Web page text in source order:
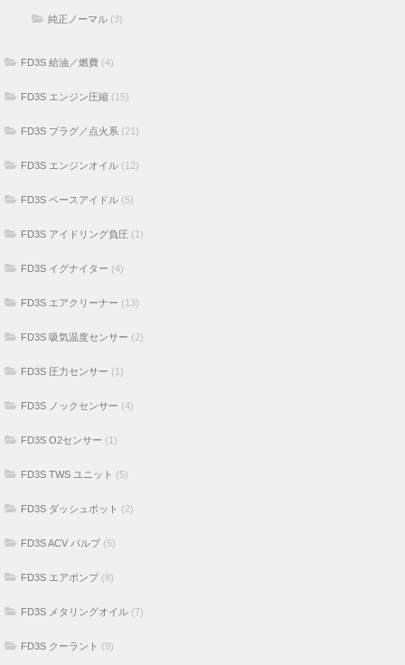
純正ノーマル (3)
FD3S 給油／燃費 (4)
FD3S エンジン圧縮 (15)
FD3S プラグ／点火系 (21)
FD3S エンジンオイル (12)
FD3S ベースアイドル (5)
FD3S アイドリング負圧 (1)
FD3S イグナイター (4)
FD3S エアクリーナー (13)
FD3S 吸気温度センサー (2)
FD3S 圧力センサー (1)
FD3S ノックセンサー (4)
FD3S O2センサー (1)
FD3S TWS ユニット (5)
FD3S ダッシュポット (2)
FD3S ACV バルブ (5)
FD3S エアポンプ (8)
FD3S メタリングオイル (7)
FD3S クーラント (9)